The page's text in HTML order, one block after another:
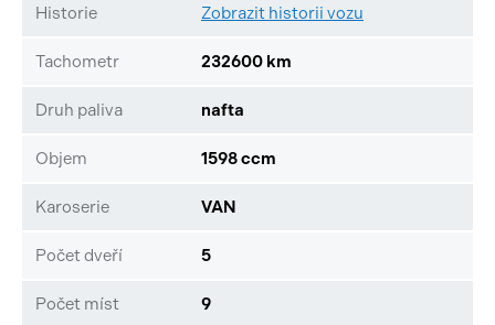
Historie Zobrazit historii vozu
Tachometr 232600 km
Druh paliva nafta
Objem 1598 ccm
Karoserie VAN
Počet dveří 5
Počet míst 9